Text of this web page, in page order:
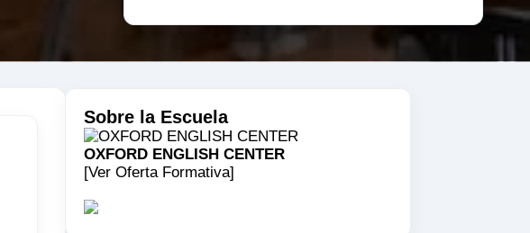
Sobre la Escuela
OXFORD ENGLISH CENTER
[Ver Oferta Formativa]